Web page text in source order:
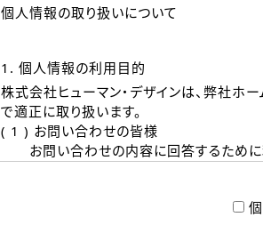
個人情報の取り扱いについて
1. 個人情報の利用目的
株式会社ヒューマン・デザインは、弊社ホ
で適正に取り扱います。
( 1 ) お問い合わせの皆様
お問い合わせの内容に回答するために
本登録に関するご連絡および本登録時